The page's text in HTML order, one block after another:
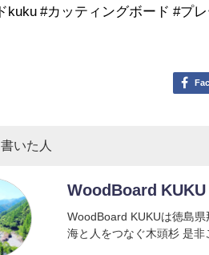
kuku #カッティングボード #プ
いた人
WoodBoard KUKU
WoodBoard KUKUは徳島
海と人をつなぐ木頭杉 是